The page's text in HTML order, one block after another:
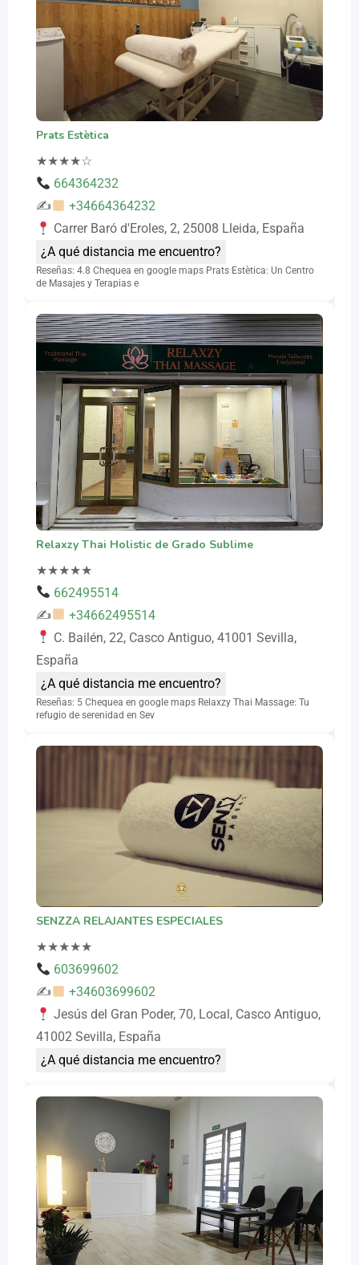
Prats Estètica
★★★★☆
664364232
✍
+34664364232
Carrer Baró d'Eroles, 2, 25008 Lleida, España
¿A qué distancia me encuentro?
Reseñas: 4.8 Chequea en google maps Prats Estètica: Un Centro
de Masajes y Terapias e
Relaxzy Thai Holistic de Grado Sublime
★★★★★
662495514
✍
+34662495514
C. Bailén, 22, Casco Antiguo, 41001 Sevilla,
España
¿A qué distancia me encuentro?
Reseñas: 5 Chequea en google maps Relaxzy Thai Massage: Tu
refugio de serenidad en Sev
SENZZA RELAJANTES ESPECIALES
★★★★★
603699602
✍
+34603699602
Jesús del Gran Poder, 70, Local, Casco Antiguo,
41002 Sevilla, España
¿A qué distancia me encuentro?